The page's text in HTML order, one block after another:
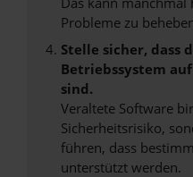
Probleme zu
Stelle sicher, dass
Betriebssystem
sind.
Veraltete Software
Sicherheitsrisiko,
führen, dass
unterstützt werden.